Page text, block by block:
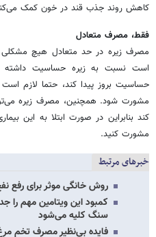
کاهش روند جذب قند در خون کمک
فقط، مصرف متعادل
مصرف زیره در حد متعادل هیچ مشکلی
است نسبت به زیره حساسیت داشته
حساسیت بروز پیدا کند، حتما لازم
مشورت شود. همچنین، مصرف زیره
کند بنابراین در صورت ابتلا به این
مشورت کنید.
خبرهای مرتبط
روش خانگی موثر برای رفع
کمبود این ویتامین مهم را
سنگ کلیه می‌شود
فایده بی‌نظیر مصرف تخم